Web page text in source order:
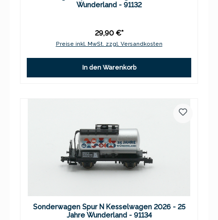
Wunderland - 91132
29,90 €*
Preise inkl. MwSt. zzgl. Versandkosten
In den Warenkorb
Sonderwagen Spur N Kesselwagen 2026 - 25
Jahre Wunderland - 91134